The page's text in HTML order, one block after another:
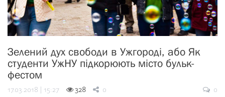
Зелений дух свободи в Ужгороді, або Як
студенти УжНУ підкорюють місто бульк-
фестом
17.03.2018 | 15:27 328 0
0